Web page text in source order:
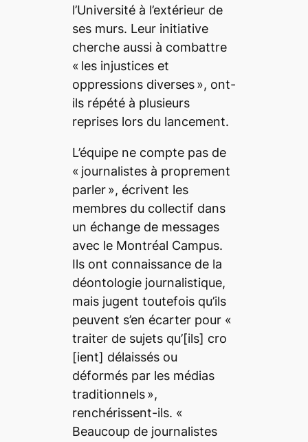
l’Université à l’extérieur de
ses murs. Leur initiative
cherche aussi à combattre
« les injustices et
oppressions diverses », ont-
ils répété à plusieurs
reprises lors du lancement.
L’équipe ne compte pas de
« journalistes à proprement
parler », écrivent les
membres du collectif dans
un échange de messages
avec le Montréal Campus.
Ils ont connaissance de la
déontologie journalistique,
mais jugent toutefois qu’ils
peuvent s’en écarter pour «
traiter de sujets qu’[ils] cro
[ient] délaissés ou
déformés par les médias
traditionnels »,
renchérissent-ils. «
Beaucoup de journalistes